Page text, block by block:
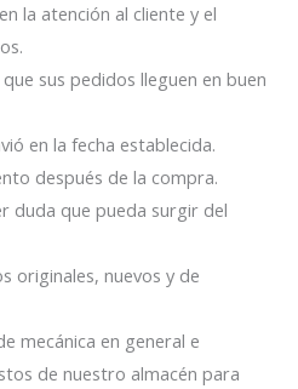
la atención al cliente y el
sus pedidos lleguen en buen
en la fecha establecida.
después de la compra.
duda que pueda surgir del
originales, nuevos y de
mecánica en general e
de nuestro almacén para